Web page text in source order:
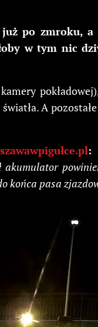
po zmroku,
w tym nic
A
:
końca pasa